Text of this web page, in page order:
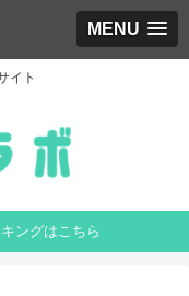
MENU
イト
ングはこちら